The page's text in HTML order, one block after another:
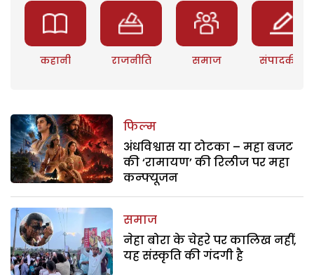
कहानी राजनीति समाज संपादकीय
फिल्म
अंधविश्वास या टोटका – महा बजट
की ‘रामायण’ की रिलीज पर महा
कन्फ्यूजन
समाज
नेहा बोरा के चेहरे पर कालिख नहीं,
यह संस्कृति की गंदगी है